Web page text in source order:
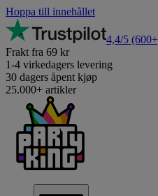
Hoppa till innehållet
4,4/5
Frakt fra 69 kr
1-4 virkedagers levering
30 dagers åpent kjøp
25.000+ artikler